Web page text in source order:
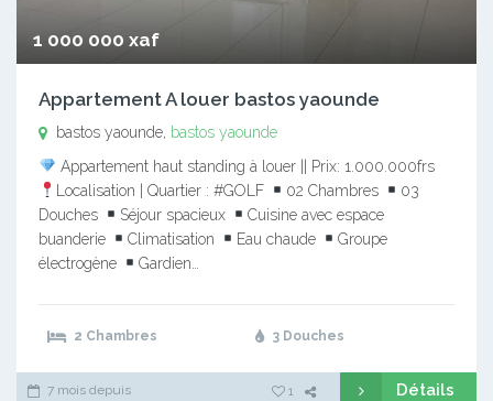
1 000 000 xaf
Appartement A louer bastos yaounde
bastos yaounde, bastos yaounde
Appartement haut standing à louer || Prix: 1.000.000frs
Localisation | Quartier : #GOLF
02 Chambres
03
Douches
Séjour spacieux
Cuisine avec espace
buanderie
Climatisation Eau chaude
Groupe
électrogène
Gardien…
2 Chambres 3 Douches
7 mois depuis 1 Détails